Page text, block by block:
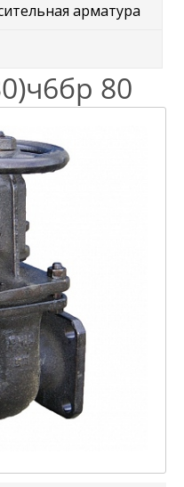
арматура
80